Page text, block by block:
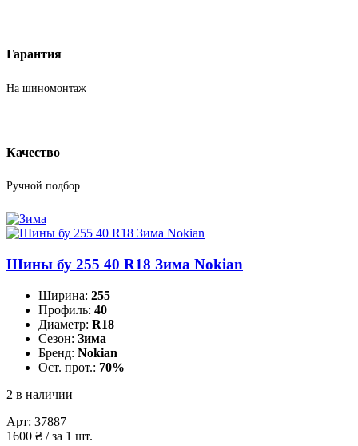
Гарантия
На шиномонтаж
Качество
Ручной подбор
Шины бу 255 40 R18 Зима Nokian
Ширина: 255
Профиль: 40
Диаметр: R18
Сезон: Зима
Бренд: Nokian
Ост. прот.: 70%
2 в наличии
Арт: 37887
1600 ₴ / за 1 шт.